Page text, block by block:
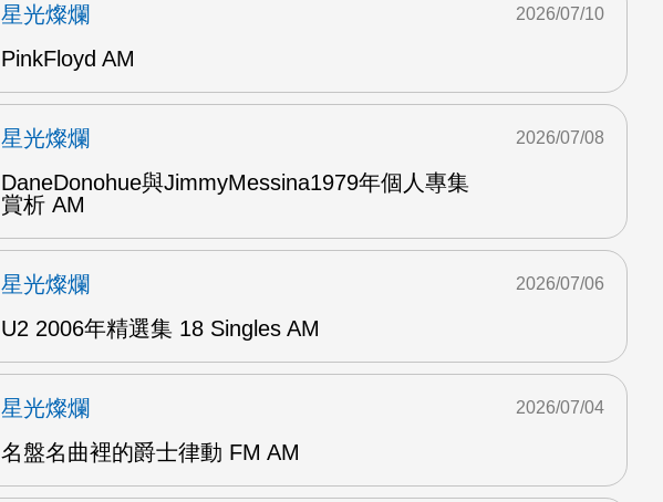
星光燦爛
PinkFloyd AM
2026/07/10
星光燦爛
DaneDonohue與JimmyMessina1979年個人專集
賞析 AM
2026/07/08
星光燦爛
U2 2006年精選集 18 Singles AM
2026/07/06
星光燦爛
名盤名曲裡的爵士律動 FM AM
2026/07/04